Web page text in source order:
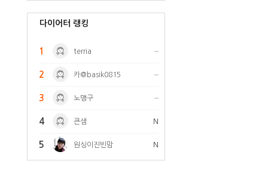
다이어터 랭킹
1 terria
2 카@basik0815
3 노맹구
4 큰샘 N
5 원싱이진빈맘 N